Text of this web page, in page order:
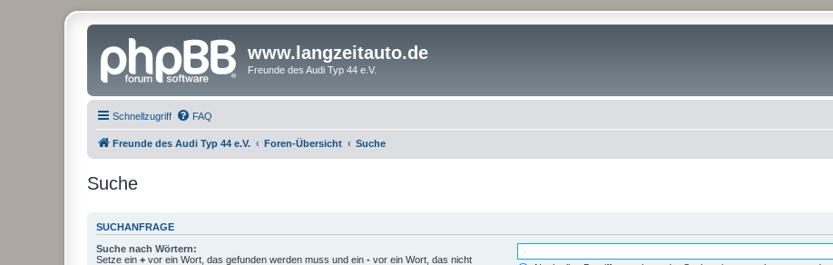
www.langzeitauto.de
Freunde des Audi Typ 44 e.V.
Schnellzugriff FAQ
Freunde des Audi Typ 44 e.V. Foren-Übersicht Suche
Suche
SUCHANFRAGE
Suche nach Wörtern:
Setze ein + vor ein Wort, das gefunden werden muss und ein - vor ein Wort, das nicht